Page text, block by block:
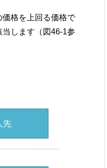
格を上回る価格で
当します（図46-1参